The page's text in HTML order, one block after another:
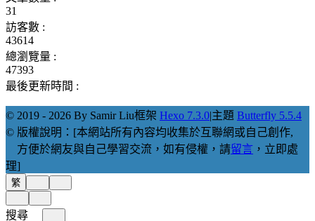
31
訪客數 :
43614
總瀏覽量 :
47393
最後更新時間 :
© 2019 - 2026 By Samir Liu框架 Hexo 7.3.0|主題 Butterfly 5.5.4
© 版權說明：[本網站所有內容均收集於互聯網或自己創作,
方便於網友與自己學習交流，如有侵權，請留言 ，立即處
理]
繁
搜尋